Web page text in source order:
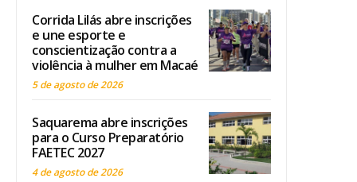
Corrida Lilás abre inscrições
e une esporte e
conscientização contra a
violência à mulher em Macaé
5 de agosto de 2026
Saquarema abre inscrições
para o Curso Preparatório
FAETEC 2027
4 de agosto de 2026